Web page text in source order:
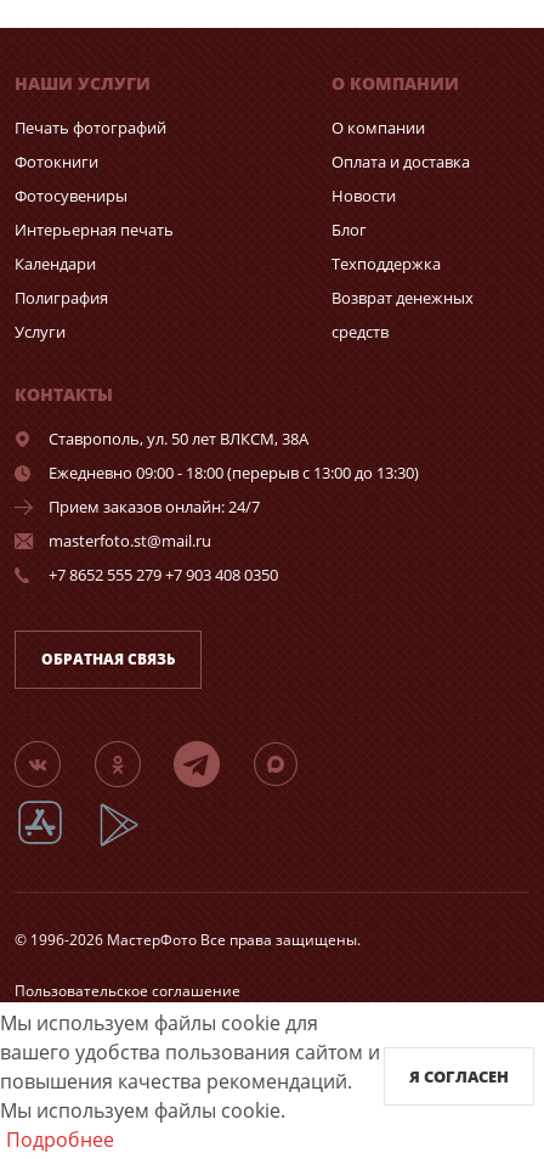
Мы используем файлы cookie для
вашего удобства пользования сайтом и
повышения качества рекомендаций.
Мы используем файлы cookie.
Подробнее
Я СОГЛАСЕН
НАШИ УСЛУГИ
Печать фотографий
Фотокниги
Фотосувениры
Интерьерная печать
Календари
Полиграфия
Услуги
О КОМПАНИИ
О компании
Оплата и доставка
Новости
Блог
Техподдержка
Возврат денежных
средств
КОНТАКТЫ
Ставрополь,ул. 50 лет ВЛКСМ, 38А
Ежедневно 09:00 - 18:00 (перерыв с 13:00 до 13:30)
Прием заказов онлайн: 24/7
masterfoto.st@mail.ru
+7 8652 555 279 +7 903 408 0350
ОБРАТНАЯ СВЯЗЬ
© 1996-2026 МастерФото Все права защищены.
Пользовательское соглашение
Согласие на обработку персональных данных
Карта сайта
Принимаем к оплате